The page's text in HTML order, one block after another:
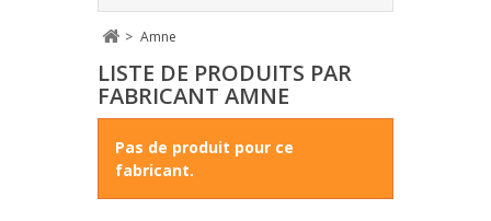
> Amne
LISTE DE PRODUITS PAR
FABRICANT AMNE
Pas de produit pour ce
fabricant.